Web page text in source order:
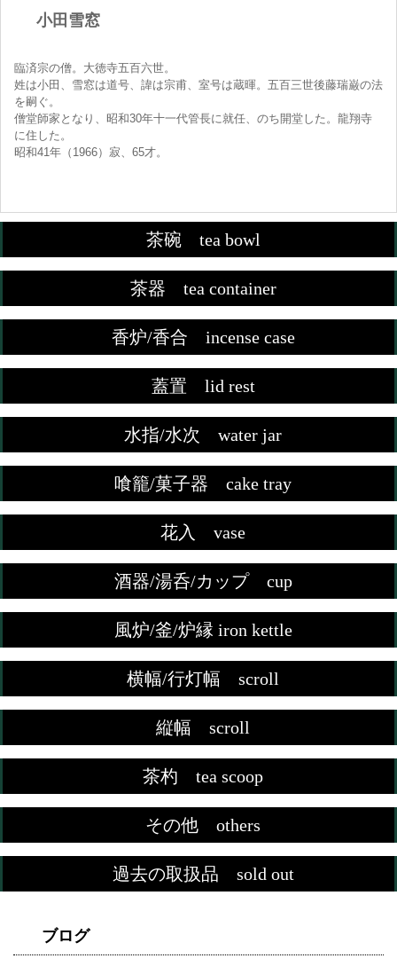
小田雪窓
臨済宗の僧。大徳寺五百六世。
姓は小田、雪窓は道号、諱は宗甫、室号は蔵暉。五百三世後藤瑞巌の法
を嗣ぐ。
僧堂師家となり、昭和30年十一代管長に就任、のち開堂した。龍翔寺
に住した。
昭和41年（1966）寂、65才。
茶碗 tea bowl
茶器 tea container
香炉/香合 incense case
蓋置 lid rest
水指/水次 water jar
喰籠/菓子器 cake tray
花入 vase
酒器/湯呑/カップ cup
風炉/釜/炉縁 iron kettle
横幅/行灯幅 scroll
縦幅 scroll
茶杓 tea scoop
その他 others
過去の取扱品 sold out
ブログ